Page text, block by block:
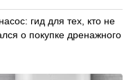
гид для тех, кто не
о покупке дренажного